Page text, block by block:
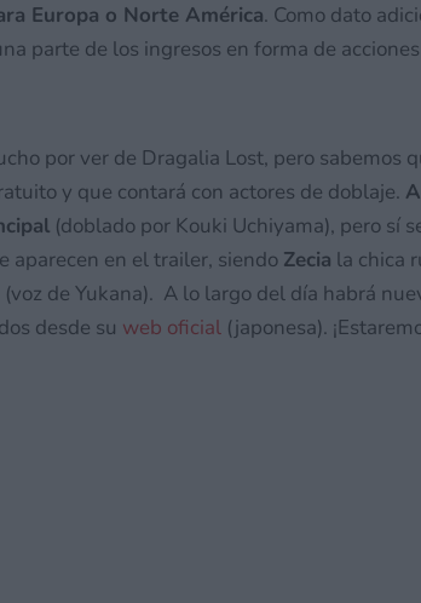
Europa o Norte América. Como dato
parte de los ingresos en forma de
por ver de Dragalia Lost, pero sabemos
y que contará con actores de doblaje.
(doblado por Kouki Uchiyama), pero sí
aparecen en el trailer, siendo Zecia la chica
(voz de Yukana). A lo largo del día habrá
desde su web oficial (japonesa).